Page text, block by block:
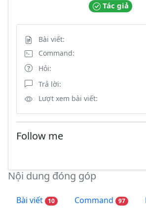
Tác giả
Bài viết:
Command:
Hỏi:
Trả lời:
Lượt xem bài viết:
Follow me
Nội dung đóng góp
Bài viết 10 Command 97